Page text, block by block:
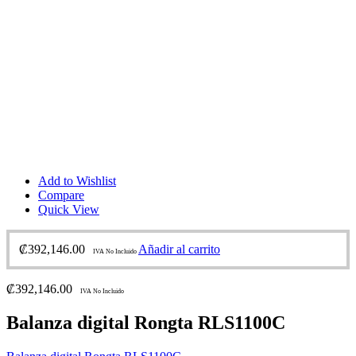
Add to Wishlist
Compare
Quick View
₡392,146.00 IVA No Incluido Añadir al carrito
₡392,146.00 IVA No Incluido
Balanza digital Rongta RLS1100C